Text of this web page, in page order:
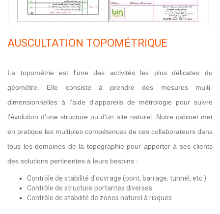
AUSCULTATION TOPOMÉTRIQUE
La topométrie est l'une des activités les plus délicates du
géomètre. Elle consiste à prendre des mesures multi-
dimensionnelles à l'aide d'appareils de métrologie pour suivre
l'évolution d'une structure ou d'un site naturel. Notre cabinet met
en pratique les multiples compétences de ces collaborateurs dans
tous les domaines de la topographie pour apporter à ses clients
des solutions pertinentes à leurs besoins :
Contrôle de stabilité d'ouvrage (pont, barrage, tunnel, etc.)
Contrôle de structure portantes diverses
Contrôle de stabilité de zones naturel à risques